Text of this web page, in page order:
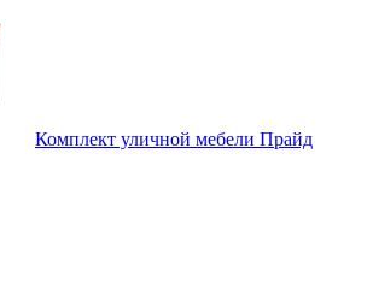
Комплект уличной мебели Прайд